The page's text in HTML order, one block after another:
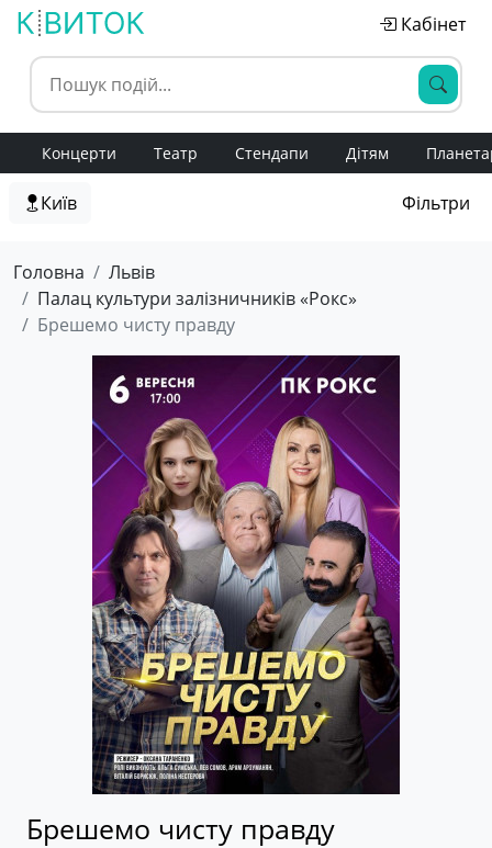
Кабінет
Концерти Театр Стендапи Дітям
Київ Фільтри
Головна
Львів
Палац культури залізничників «Рокс»
Брешемо чисту правду
Брешемо чисту правду